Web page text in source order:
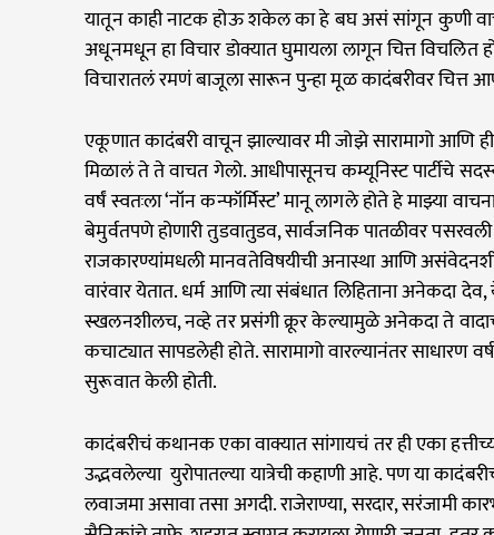
यातून काही नाटक होऊ शकेल का हे बघ असं सांगून कुणी
अधूनमधून हा विचार डोक्यात घुमायला लागून चित्त विचलित
विचारातलं रमणं बाजूला सारून पुन्हा मूळ कादंबरीवर चित्त
एकूणात कादंबरी वाचून झाल्यावर मी जोझे सारामागो आणि
मिळालं ते ते वाचत गेलो. आधीपासूनच कम्यूनिस्ट पार्टीचे
वर्षं स्वतःला ‘नॉन कन्फॉर्मिस्ट’ मानू लागले होते हे माझ्या
बेमुर्वतपणे होणारी तुडवातुडव, सार्वजनिक पातळीवर
राजकारण्यांमधली मानवतेविषयीची अनास्था आणि
वारंवार येतात. धर्म आणि त्या संबंधात लिहिताना अनेकदा देव,
स्खलनशीलच, नव्हे तर प्रसंगी क्रूर केल्यामुळे अनेकदा ते
कचाट्यात सापडलेही होते. सारामागो वारल्यानंतर साधारण
सुरूवात केली होती.
कादंबरीचं कथानक एका वाक्यात सांगायचं तर ही एका
उद्भवलेल्या युरोपातल्या यात्रेची कहाणी आहे. पण या
लवाजमा असावा तसा अगदी. राजेराण्या, सरदार, सरंजामी